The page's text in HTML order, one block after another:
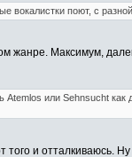
вокалистки поют, с
жанре. Максимум,
Atemlos или Sehnsucht
того и